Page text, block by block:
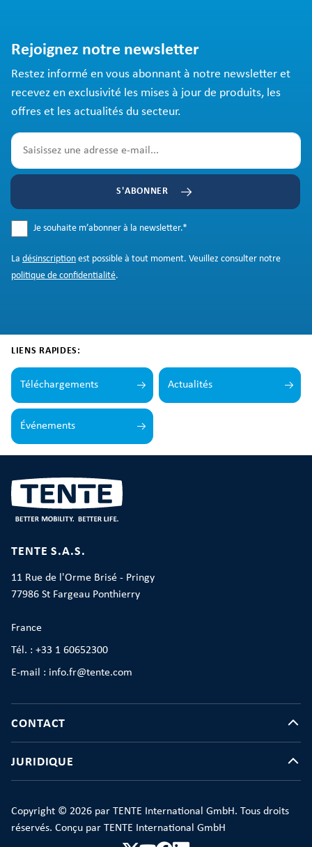
Rejoignez notre newsletter
Restez informé en vous abonnant à notre newsletter et
recevez en exclusivité les mises à jour de produits, les
offres et les actualités du secteur.
S'ABONNER
Je souhaite m’abonner à la newsletter.*
La désinscription est possible à tout moment. Veuillez consulter notre
politique de confidentialité.
LIENS RAPIDES:
Téléchargements Actualités
Événements
TENTE S.A.S.
11 Rue de l'Orme Brisé - Pringy
77986 St Fargeau Ponthierry
France
Tél. : +33 1 60652300
E-mail : info.fr@tente.com
CONTACT
JURIDIQUE
Copyright © 2026 par TENTE International GmbH. Tous droits
réservés. Conçu par TENTE International GmbH